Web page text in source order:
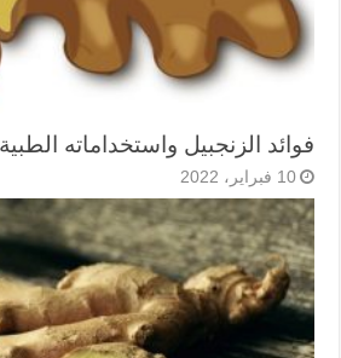
فوائد الزنجبيل واستخداماته الطبية
10 فبراير، 2022